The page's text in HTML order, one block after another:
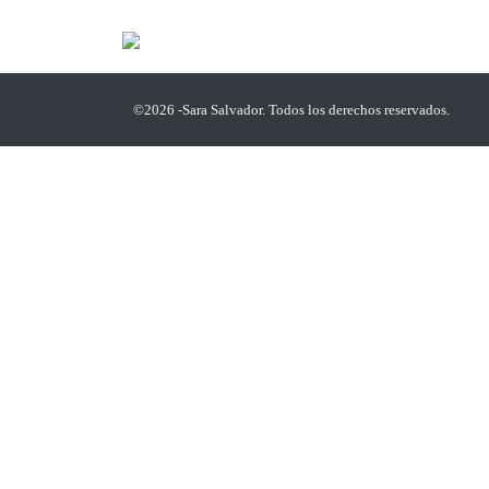
©2026 -Sara Salvador. Todos los derechos reservados.